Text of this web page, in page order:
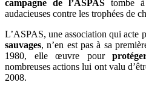
campagne de l’ASPAStombe à
audacieuses contre les trophées de
L’ASPAS, une association qui acte
sauvages, n’en est pas à sa
1980, elle œuvre pour
nombreuses actions lui ont valu
2008.